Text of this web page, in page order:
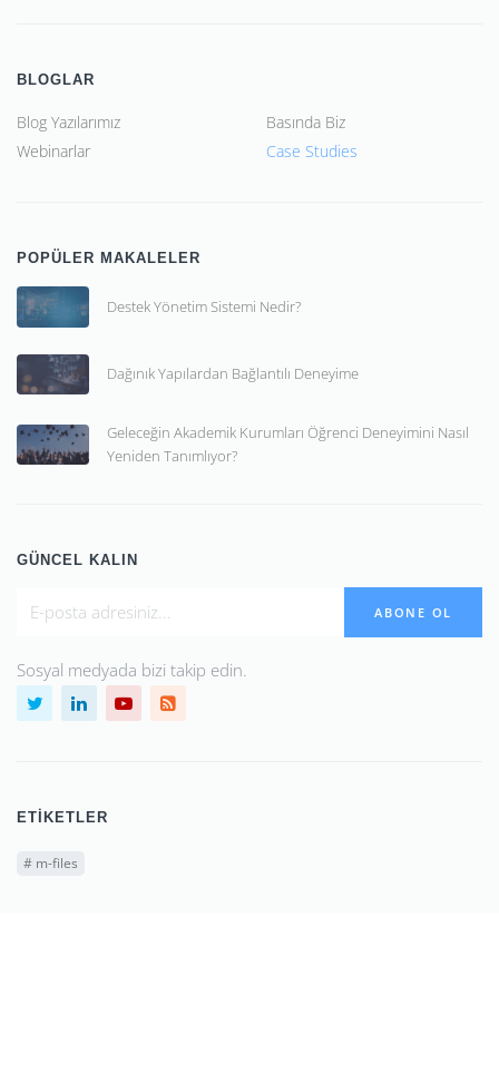
BLOGLAR
Blog Yazılarımız
Basında Biz
Webinarlar
Case Studies
POPÜLER MAKALELER
Destek Yönetim Sistemi Nedir?
Dağınık Yapılardan Bağlantılı Deneyime
Geleceğin Akademik Kurumları Öğrenci Deneyimini Nasıl
Yeniden Tanımlıyor?
GÜNCEL KALIN
ABONE OL
Sosyal medyada bizi takip edin.
ETIKETLER
# m-files